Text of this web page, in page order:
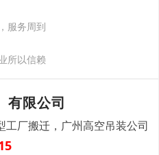
服务周到
所以信赖
有限公司
厂搬迁，广州高空吊装公司